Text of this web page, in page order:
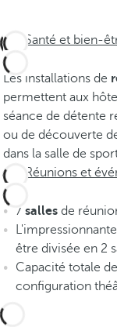
Santé et bien-
Les installations de
permettent aux
séance de détente
ou de découverte
dans la salle de
Réunions et
7 salles de
être divisée en 2
Capacité totale de
configuration